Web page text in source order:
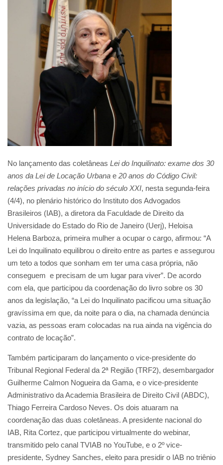
No lançamento das coletâneas Lei do Inquilinato: exame dos 30
anos da Lei de Locação Urbana e 20 anos do Código Civil:
relações privadas no início do século XXI, nesta segunda-feira
(4/4), no plenário histórico do Instituto dos Advogados
Brasileiros (IAB), a diretora da Faculdade de Direito da
Universidade do Estado do Rio de Janeiro (Uerj), Heloisa
Helena Barboza, primeira mulher a ocupar o cargo, afirmou: “A
Lei do Inquilinato equilibrou o direito entre as partes e assegurou
um teto a todos que sonham em ter uma casa própria, não
conseguem e precisam de um lugar para viver”. De acordo
com ela, que participou da coordenação do livro sobre os 30
anos da legislação, “a Lei do Inquilinato pacificou uma situação
gravíssima em que, da noite para o dia, na chamada denúncia
vazia, as pessoas eram colocadas na rua ainda na vigência do
contrato de locação”.
Também participaram do lançamento o vice-presidente do
Tribunal Regional Federal da 2ª Região (TRF2), desembargador
Guilherme Calmon Nogueira da Gama, e o vice-presidente
Administrativo da Academia Brasileira de Direito Civil (ABDC),
Thiago Ferreira Cardoso Neves. Os dois atuaram na
coordenação das duas coletâneas. A presidente nacional do
IAB, Rita Cortez, que participou virtualmente do webinar,
transmitido pelo canal TVIAB no YouTube, e o 2º vice-
presidente, Sydney Sanches, eleito para presidir o IAB no triênio